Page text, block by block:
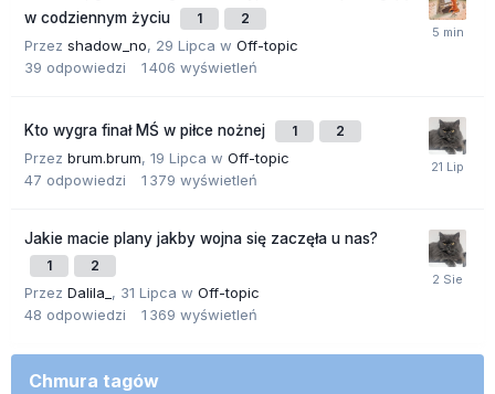
w codziennym życiu
1 2
Przez shadow_no, 29 Lipca w Off-topic
39 odpowiedzi 1 406 wyświetleń
Kto wygra finał MŚ w piłce nożnej 1 2
Przez brum.brum, 19 Lipca w Off-topic
47 odpowiedzi 1 379 wyświetleń
Jakie macie plany jakby wojna się zaczęła u nas?
1 2
Przez Dalila_ , 31 Lipca w Off-topic
48 odpowiedzi 1 369 wyświetleń
Chmura tagów